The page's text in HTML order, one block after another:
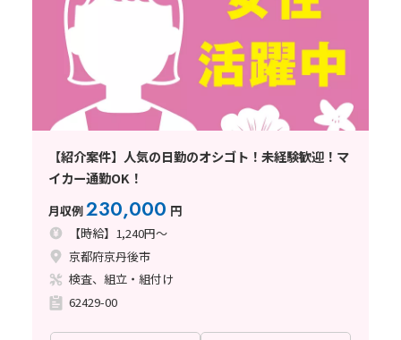
【紹介案件】人気の日勤のオシゴト！未経験歓迎！マ
イカー通勤OK！
月収例230,000 円
【時給】1,240円～
京都府京丹後市
検査、組立・組付け
62429-00